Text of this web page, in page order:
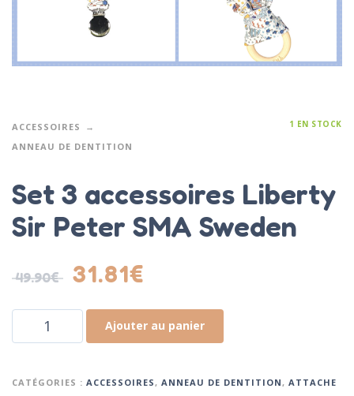
ACCESSOIRES
ANNEAU DE DENTITION
1 EN STOCK
Set 3 accessoires Liberty
Sir Peter SMA Sweden
49.90€ 31.81€
Ajouter au panier
CATÉGORIES : ACCESSOIRES, ANNEAU DE DENTITION, ATTACHE